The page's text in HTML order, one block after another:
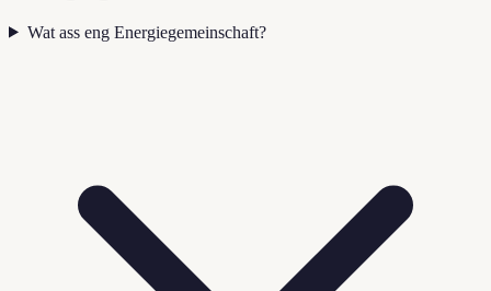
Wat ass eng Energiegemeinschaft?